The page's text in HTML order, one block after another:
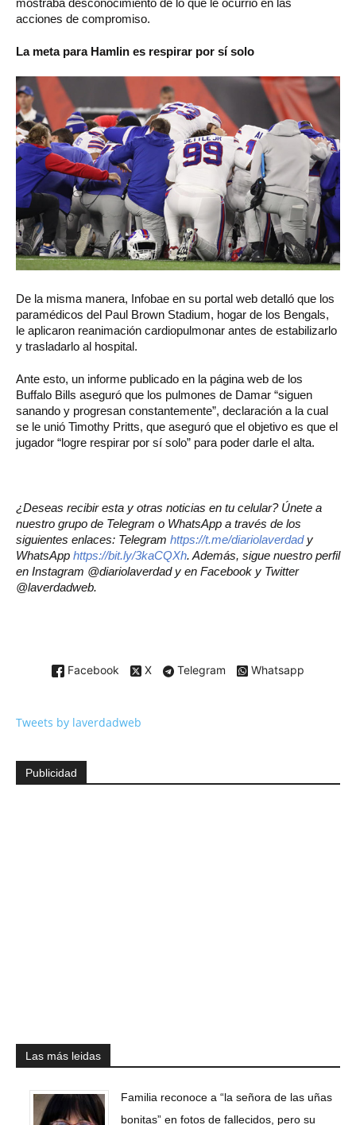
acciones de compromiso.
La meta para Hamlin es respirar por sí solo
De la misma manera, Infobae en su portal web detalló que los
paramédicos del Paul Brown Stadium, hogar de los Bengals,
le aplicaron reanimación cardiopulmonar antes de estabilizarlo
y trasladarlo al hospital.
Ante esto, un informe publicado en la página web de los
Buffalo Bills aseguró que los pulmones de Damar “siguen
sanando y progresan constantemente”, declaración a la cual
se le unió Timothy Pritts, que aseguró que el objetivo es que el
jugador “logre respirar por sí solo” para poder darle el alta.
¿Deseas recibir esta y otras noticias en tu celular? Únete a
nuestro grupo de Telegram o WhatsApp a través de los
siguientes enlaces: Telegram https://t.me/diariolaverdady
WhatsApp https://bit.ly/3kaCQXh. Además, sigue nuestro perfil
en Instagram @diariolaverdad y en Facebook y Twitter
@laverdadweb.
Facebook X Telegram Whatsapp
Tweets by laverdadweb
Publicidad
Las más leidas
Familia reconoce a “la señora de las uñas
bonitas” en fotos de fallecidos, pero su